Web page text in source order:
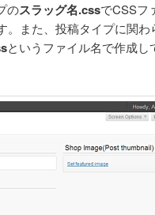
のスラッグ名.cssでCSSフ
。また、投稿タイプに関わ
というファイル名で作成し